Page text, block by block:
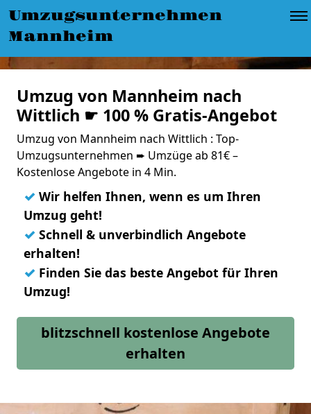
Umzugsunternehmen
Mannheim
Umzug von Mannheim nach
Wittlich ☛ 100 % Gratis-Angebot
Umzug von Mannheim nach Wittlich : Top-
Umzugsunternehmen ➨ Umzüge ab 81€ –
Kostenlose Angebote in 4 Min.
✓ Wir helfen Ihnen, wenn es um Ihren
Umzug geht!
✓ Schnell & unverbindlich Angebote
erhalten!
✓ Finden Sie das beste Angebot für Ihren
Umzug!
blitzschnell kostenlose Angebote
erhalten